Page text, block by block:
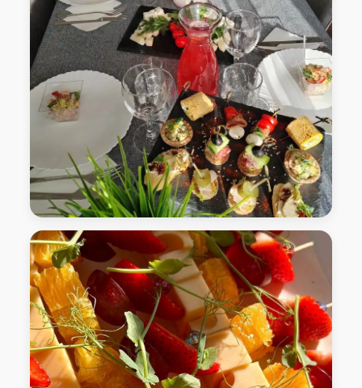
Лофт-Пространство "Седьмой гость" Нижний
Новгород